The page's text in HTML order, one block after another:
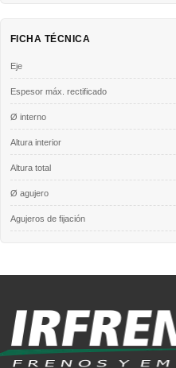
FICHA TÉCNICA
Eje
Espesor máx. rectificado
Ø interno
Altura interior
Altura total
Ø agujero
Agujeros de fijación